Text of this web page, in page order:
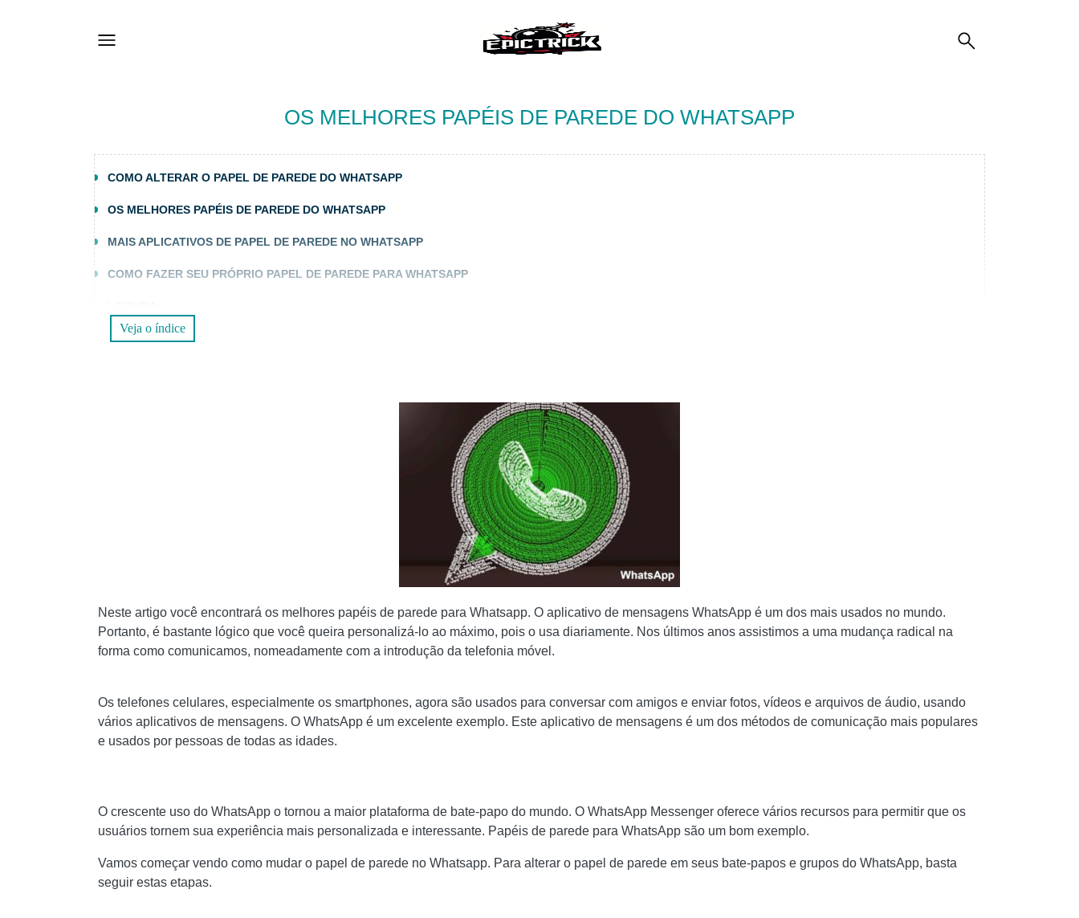
OS MELHORES PAPÉIS DE PAREDE DO WHATSAPP
COMO ALTERAR O PAPEL DE PAREDE DO WHATSAPP
OS MELHORES PAPÉIS DE PAREDE DO WHATSAPP
MAIS APLICATIVOS DE PAPEL DE PAREDE NO WHATSAPP
COMO FAZER SEU PRÓPRIO PAPEL DE PAREDE PARA WHATSAPP
Veja o índice
Neste artigo você encontrará os melhores papéis de parede para Whatsapp. O aplicativo de mensagens WhatsApp é um dos mais usados ​​no mundo.
Portanto, é bastante lógico que você queira personalizá-lo ao máximo, pois o usa diariamente. Nos últimos anos assistimos a uma mudança radical na
forma como comunicamos, nomeadamente com a introdução da telefonia móvel.
Os telefones celulares, especialmente os smartphones, agora são usados ​​para conversar com amigos e enviar fotos, vídeos e arquivos de áudio, usando
vários aplicativos de mensagens. O WhatsApp é um excelente exemplo. Este aplicativo de mensagens é um dos métodos de comunicação mais populares
e usados ​​por pessoas de todas as idades.
O crescente uso do WhatsApp o tornou a maior plataforma de bate-papo do mundo. O WhatsApp Messenger oferece vários recursos para permitir que os
usuários tornem sua experiência mais personalizada e interessante. Papéis de parede para WhatsApp são um bom exemplo.
Vamos começar vendo como mudar o papel de parede no Whatsapp. Para alterar o papel de parede em seus bate-papos e grupos do WhatsApp, basta
seguir estas etapas.